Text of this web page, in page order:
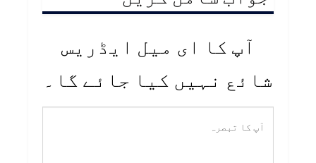
آپ کا ای میل ایڈریس
شائع نہیں کیا جائے گا۔